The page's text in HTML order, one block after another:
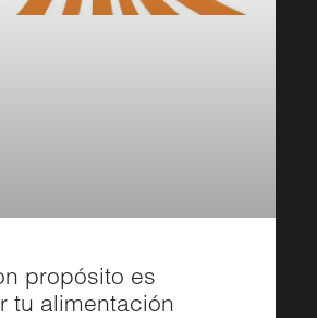
propósito es
tu alimentación